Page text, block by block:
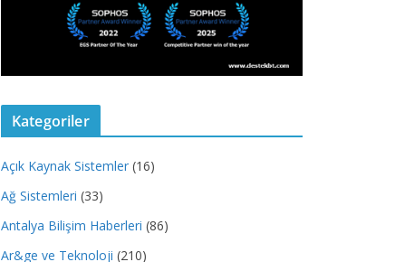
Kategoriler
Açık Kaynak Sistemler (16)
Ağ Sistemleri (33)
Antalya Bilişim Haberleri (86)
Ar&ge ve Teknoloji (210)